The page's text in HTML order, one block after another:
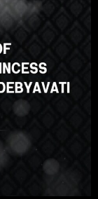
ภาษาไทย
Japanese
Chinese